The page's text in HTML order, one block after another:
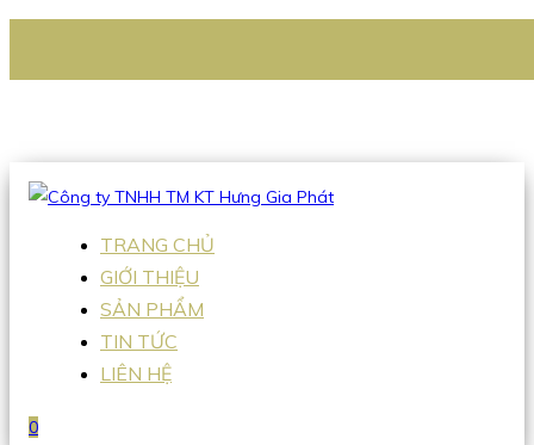
Hotline:0938 336 079
TRANG CHỦ
GIỚI THIỆU
SẢN PHẨM
TIN TỨC
LIÊN HỆ
0